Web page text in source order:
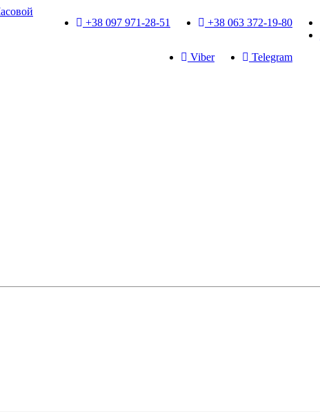
+38 063 372-19-80
+38 097 971-28-51
Telegram
Viber